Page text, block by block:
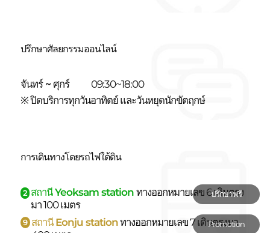
ปรึกษาศัลยกรรมออนไลน์
จันทร์ ~ ศุกร์
09:30~18:00
※ ปิดบริการทุกวันอาทิตย์ และวันหยุดนักขัตฤกษ์
การเดินทางโดยรถไฟใต้ดิน
2 สถานี Yeoksam stationทางออกหมายเลข 6 เดินตรง
มา 100 เมตร
9 สถานี Eonju stationทางออกหมายเลข 7 เดินตรงมา
ปรึกษาฟรี
Promotion